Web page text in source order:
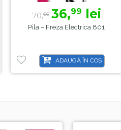
70,00 36,99 lei
Pila – Freza Electrica 801
ADAUGĂ ÎN COȘ